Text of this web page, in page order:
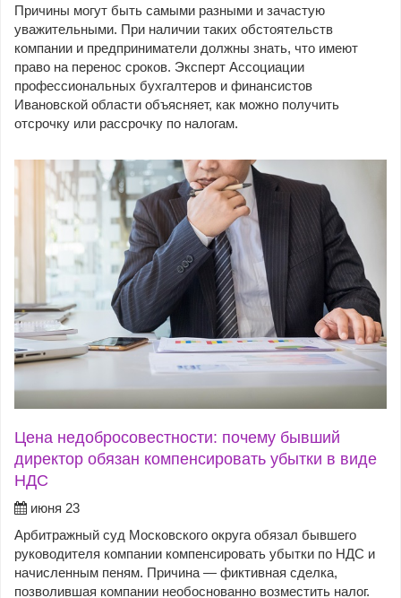
Причины могут быть самыми разными и зачастую
уважительными. При наличии таких обстоятельств
компании и предприниматели должны знать, что имеют
право на перенос сроков. Эксперт Ассоциации
профессиональных бухгалтеров и финансистов
Ивановской области объясняет, как можно получить
отсрочку или рассрочку по налогам.
Цена недобросовестности: почему бывший
директор обязан компенсировать убытки в виде
НДС
июня 23
Арбитражный суд Московского округа обязал бывшего
руководителя компании компенсировать убытки по НДС и
начисленным пеням. Причина — фиктивная сделка,
позволившая компании необоснованно возместить налог.